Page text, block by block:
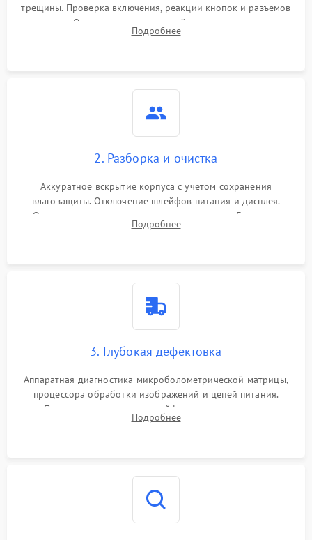
трещины. Проверка включения, реакции кнопок и разъемов
зарядки. Оценка вывода тепловой сигнатуры на экран,
проверка базовых функций и считывание системных
Подробнее
2. Разборка и очистка
Аккуратное вскрытие корпуса с учетом сохранения
влагозащиты. Отключение шлейфов питания и дисплея.
Очистка внутренних плат от окислов и пыли. Бережная
обработка германиевого объектива специализированными
Подробнее
3. Глубокая дефектовка
Аппаратная диагностика микроболометрической матрицы,
процессора обработки изображений и цепей питания.
Проверка целостности шлейфов, модуля памяти и
интерфейсов связи. Выявление сгоревших SMD-компонентов
Подробнее